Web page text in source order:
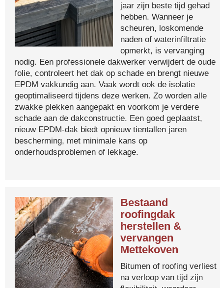
jaar zijn beste tijd gehad
hebben. Wanneer je
scheuren, loskomende
naden of waterinfiltratie
opmerkt, is vervanging
nodig. Een professionele dakwerker verwijdert de oude
folie, controleert het dak op schade en brengt nieuwe
EPDM vakkundig aan. Vaak wordt ook de isolatie
geoptimaliseerd tijdens deze werken. Zo worden alle
zwakke plekken aangepakt en voorkom je verdere
schade aan de dakconstructie. Een goed geplaatst,
nieuw EPDM-dak biedt opnieuw tientallen jaren
bescherming, met minimale kans op
onderhoudsproblemen of lekkage.
Bestaand
roofingdak
herstellen &
vervangen
Mettekoven
Bitumen of roofing verliest
na verloop van tijd zijn